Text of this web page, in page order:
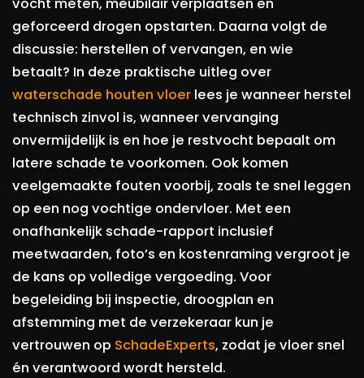
geforceerd drogen opstarten. Daarna volgt de
discussie: herstellen of vervangen, en wie
betaalt? In deze praktische uitleg over
waterschade houten vloer lees je wanneer herstel
technisch zinvol is, wanneer vervanging
onvermijdelijk is en hoe je restvocht bepaalt om
latere schade te voorkomen. Ook komen
veelgemaakte fouten voorbij, zoals te snel leggen
op een nog vochtige ondervloer. Met een
onafhankelijk schade-rapport inclusief
meetwaarden, foto’s en kostenraming vergroot je
de kans op volledige vergoeding. Voor
begeleiding bij inspectie, droogplan en
afstemming met de verzekeraar kun je
vertrouwen op SchadeExperts, zodat je vloer snel
én verantwoord wordt hersteld.